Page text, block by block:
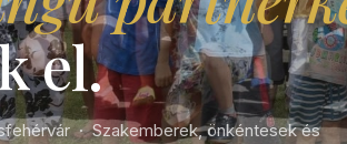
el.
· Szakemberek, önkéntesek és